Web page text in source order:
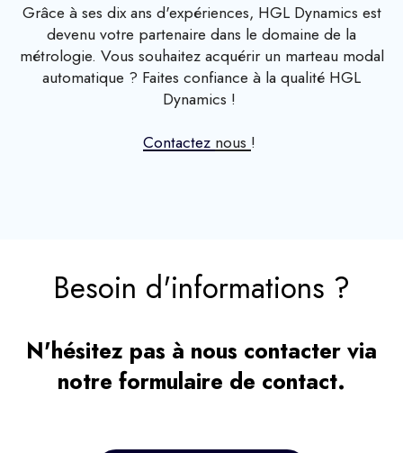
Grâce à ses dix ans d'expériences, HGL Dynamics est
devenu votre partenaire dans le domaine de la
métrologie. Vous souhaitez acquérir un marteau modal
automatique ? Faites confiance à la qualité HGL
Dynamics !
Contactez nous !
Besoin d'informations ?
N'hésitez pas à nous contacter via
notre formulaire de contact.